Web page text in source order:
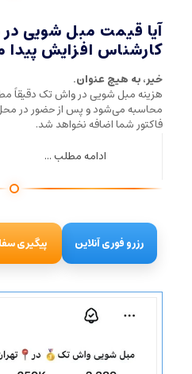
آیا قیمت مبل شویی
کارشناس افزایش پیدا
خیر، به هیچ عنوان.
هزینه مبل شویی در واش تک دقیقاً
محاسبه می‌شود و پس از حضور در
فاکتور شما اضافه نخواهد شد.
ادامه مطلب ...
رزرو فوری آنلاین پیگیری